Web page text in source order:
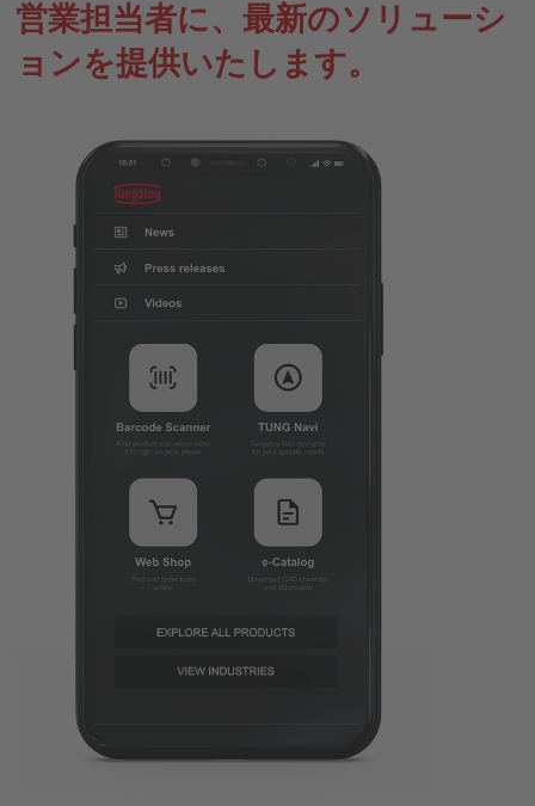
営業担当者に、最新のソリューシ
ョンを提供いたします。